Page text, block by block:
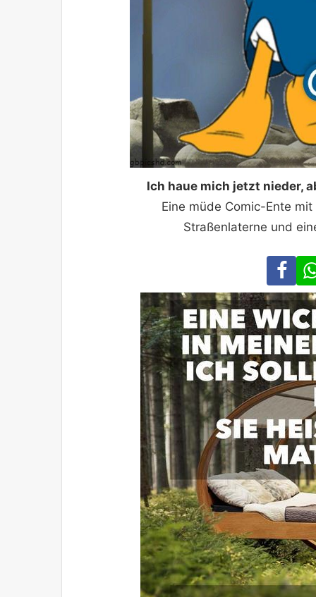
Ich haue mich jetzt nieder,
Eine müde Comic-Ente
Straßenlaterne und